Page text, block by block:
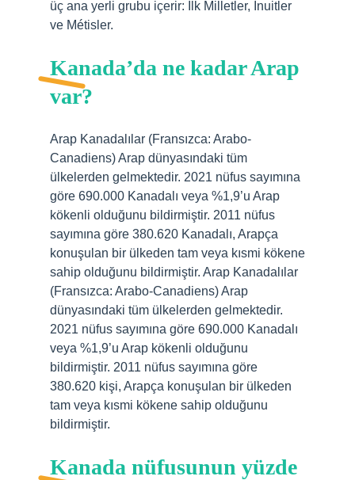
üç ana yerli grubu içerir: İlk Milletler, İnuitler
ve Métisler.
Kanada’da ne kadar Arap
var?
Arap Kanadalılar (Fransızca: Arabo-
Canadiens) Arap dünyasındaki tüm
ülkelerden gelmektedir. 2021 nüfus sayımına
göre 690.000 Kanadalı veya %1,9’u Arap
kökenli olduğunu bildirmiştir. 2011 nüfus
sayımına göre 380.620 Kanadalı, Arapça
konuşulan bir ülkeden tam veya kısmi kökene
sahip olduğunu bildirmiştir. Arap Kanadalılar
(Fransızca: Arabo-Canadiens) Arap
dünyasındaki tüm ülkelerden gelmektedir.
2021 nüfus sayımına göre 690.000 Kanadalı
veya %1,9’u Arap kökenli olduğunu
bildirmiştir. 2011 nüfus sayımına göre
380.620 kişi, Arapça konuşulan bir ülkeden
tam veya kısmi kökene sahip olduğunu
bildirmiştir.
Kanada nüfusunun yüzde